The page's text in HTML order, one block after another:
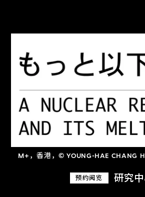
M+，香港，© YOUNG-HAE CHANG
预约阅览 研究
M+藏
进一步筛选
关于M+藏品
探索世界顶级的二十及二十